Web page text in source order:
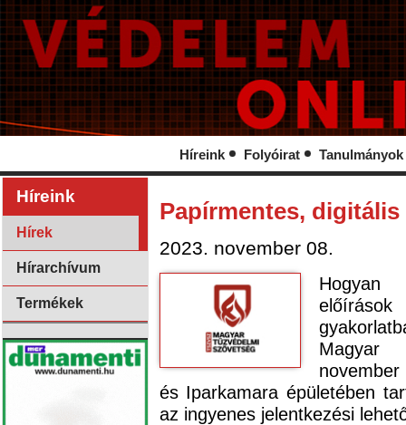
Híreink Folyóirat Tanulmányok
Híreink
Hírek
Hírarchívum
Termékek
Papírmentes,
2023. november 08.
Hogyan
Magyar
és Iparkamara épületében
az ingyenes jelentkezési